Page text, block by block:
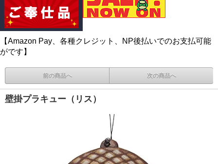
【Amazon Pay、各種クレジット、NP後払いでのお支払可能
がです】
前の商品へ 次の商品へ
壁掛プラキュー（リス）